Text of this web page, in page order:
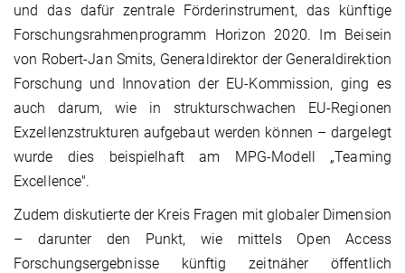
und das dafür zentrale Förderinstrument, das künftige
Forschungsrahmenprogramm Horizon 2020. Im Beisein
von Robert-Jan Smits, Generaldirektor der Generaldirektion
Forschung und Innovation der EU-Kommission, ging es
auch darum, wie in strukturschwachen EU-Regionen
Exzellenzstrukturen aufgebaut werden können – dargelegt
wurde dies beispielhaft am MPG-Modell „Teaming
Excellence".
Zudem diskutierte der Kreis Fragen mit globaler Dimension
– darunter den Punkt, wie mittels Open Access
Forschungsergebnisse künftig zeitnäher öffentlich